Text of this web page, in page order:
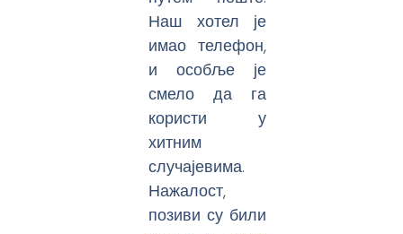
Наш хотел је
имао телефон,
и особље је
смело да га
користи у
хитним
случајевима.
Нажалост,
позиви су били